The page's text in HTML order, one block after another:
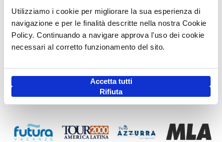
Utilizziamo i cookie per migliorare la sua esperienza di
navigazione e per le finalità descritte nella nostra Cookie
Policy. Continuando a navigare approva l'uso dei cookie
necessari al corretto funzionamento del sito.
Accetta tutti
Rifiuta